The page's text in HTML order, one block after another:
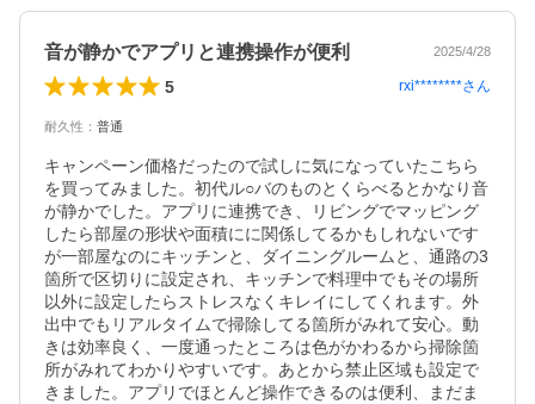
音が静かでアプリと連携操作が便利 2025/4/28
5 rxi********さん
耐久性 ： 普通
キャンペーン価格だったので試しに気になっていたこちら
を買ってみました。初代ル○バのものとくらべるとかなり音
が静かでした。アプリに連携でき、リビングでマッピング
したら部屋の形状や面積にに関係してるかもしれないです
が一部屋なのにキッチンと、ダイニングルームと、通路の3
箇所で区切りに設定され、キッチンで料理中でもその場所
以外に設定したらストレスなくキレイにしてくれます。外
出中でもリアルタイムで掃除してる箇所がみれて安心。動
きは効率良く、一度通ったところは色がかわるから掃除箇
所がみれてわかりやすいです。あとから禁止区域も設定で
きました。アプリでほとんど操作できるのは便利、まだま